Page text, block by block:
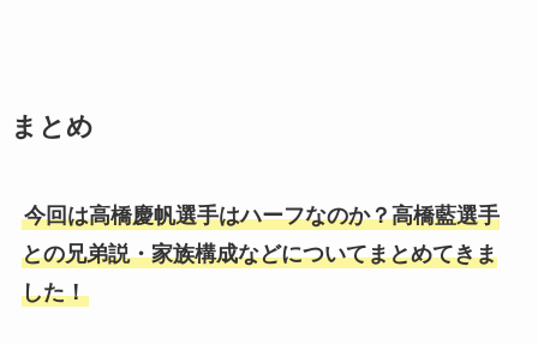
まとめ
今回は高橋慶帆選手はハーフなのか？高橋藍選手
との兄弟説・家族構成などについてまとめてきま
した！